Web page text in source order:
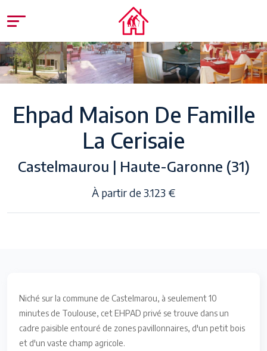
Ehpad Maison De Famille
La Cerisaie
Castelmaurou | Haute-Garonne (31)
À partir de 3.123 €
Niché sur la commune de Castelmarou, à seulement 10
minutes de Toulouse, cet EHPAD privé se trouve dans un
cadre paisible entouré de zones pavillonnaires, d'un petit bois
et d'un vaste champ agricole.